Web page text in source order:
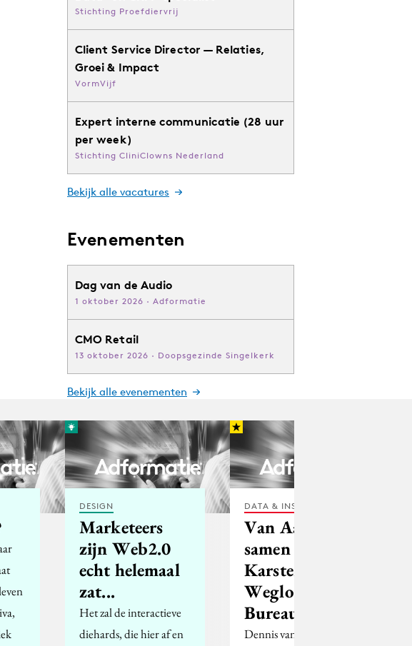
Stichting Proefdiervrij
Client Service Director — Relaties,
Groei & Impact
VormVijf
Expert interne communicatie (28 uur
per week)
Stichting CliniClowns Nederland
Bekijk alle vacatures
Evenementen
Dag van de Audio
1 oktober 2026 · Adformatie
CMO Retail
13 oktober 2026 · Doopsgezinde Singelkerk
Bekijk alle evenementen
DESIGN
Marketeers
zijn Web2.0
echt helemaal
zat...
Het zal de interactieve
diehards, die hier af en
DATA & INSIGHTS
Van Aalst
samen met
Karsten en
Wegloop in
Bureau1835
Dennis van Aalst, tot